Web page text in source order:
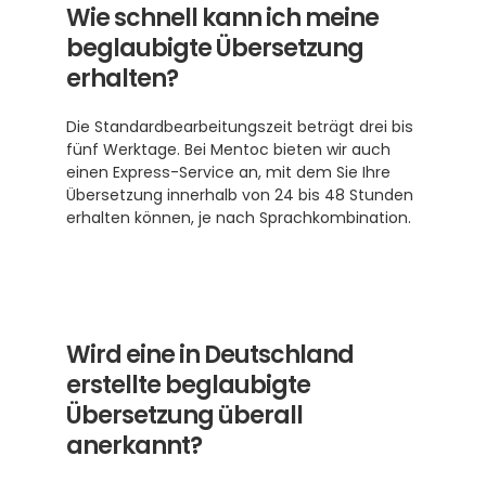
Wie schnell kann ich meine
beglaubigte Übersetzung
erhalten?
Die Standardbearbeitungszeit beträgt drei bis
fünf Werktage. Bei Mentoc bieten wir auch
einen Express-Service an, mit dem Sie Ihre
Übersetzung innerhalb von 24 bis 48 Stunden
erhalten können, je nach Sprachkombination.
Wird eine in Deutschland
erstellte beglaubigte
Übersetzung überall
anerkannt?